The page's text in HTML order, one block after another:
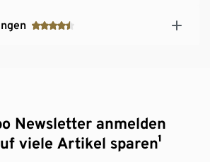
Newsletter anmelden
viele Artikel sparen¹